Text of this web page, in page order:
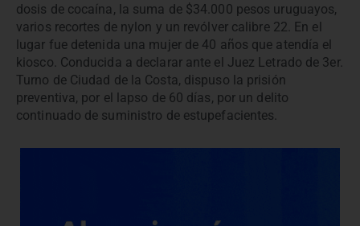
dosis de cocaína, la suma de $34.000 pesos uruguayos,
varios recortes de nylon y un revólver calibre 22. En el
lugar fue detenida una mujer de 40 años que atendía el
kiosco. Conducida a declarar ante el Juez Letrado de 3er.
Turno de Ciudad de la Costa, dispuso la prisión
preventiva, por el lapso de 60 días, por un delito
continuado de suministro de estupefacientes.